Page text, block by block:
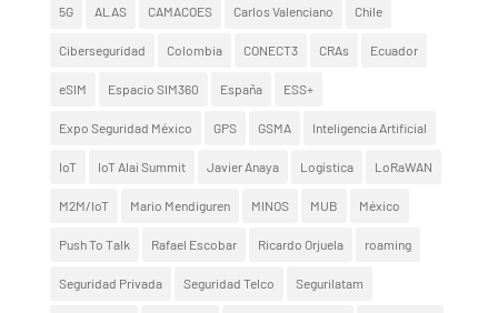
5G ALAS CAMACOES Carlos Valenciano Chile
Ciberseguridad Colombia CONECT3 CRAs Ecuador
eSIM Espacio SIM360 España ESS+
Expo Seguridad México GPS GSMA Inteligencia Artificial
IoT IoT Alai Summit Javier Anaya Logística LoRaWAN
M2M/IoT Mario Mendiguren MINOS MUB México
Push To Talk Rafael Escobar Ricardo Orjuela roaming
Seguridad Privada Seguridad Telco Segurilatam